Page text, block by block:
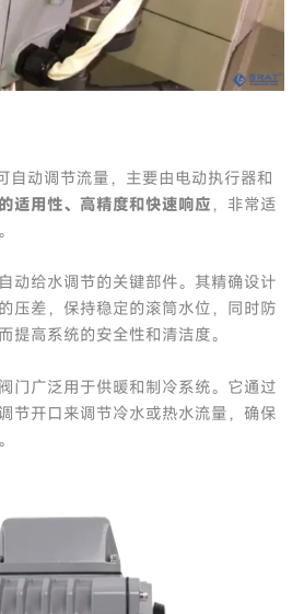
自动调节流量，主要由电动执行器和
适用性、高精度和快速响应 ，非常适
动给水调节的关键部件。其精确设计
压差，保持稳定的滚筒水位，同时防
提高系统的安全性和清洁度。
门广泛用于供暖和制冷系统。它通过
节开口来调节冷水或热水流量，确保